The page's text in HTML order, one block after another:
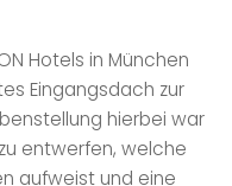
Hotels in München
Eingangsdach zur
hierbei war
entwerfen, welche
aufweist und eine